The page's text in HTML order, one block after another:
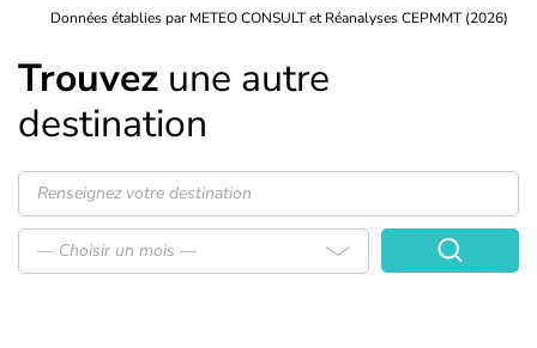
Données établies par METEO CONSULT et Réanalyses CEPMMT (2026)
Trouvez une autre
destination
— Choisir un mois —